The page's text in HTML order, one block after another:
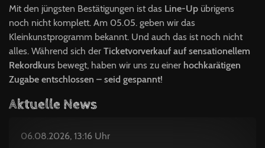
Mit den jüngsten Bestätigungen ist das Line-Up übrigens
noch nicht komplett. Am 05.05. geben wir das
Kleinkunstprogramm bekannt. Und auch das ist noch nicht
alles. Während sich der Ticketvorverkauf auf sensationellem
Rekordkurs bewegt, haben wir uns zu einer hochkarätigen
Zugabe entschlossen – seid gespannt!
Aktuelle News
06.08.2026, 13:16 Uhr